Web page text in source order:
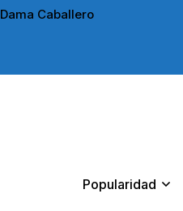
Dama Caballero
Popularidad